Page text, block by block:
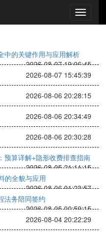
中的关键作用与应用解析
2026-08-07 19:06:45
2026-08-07 15:45:39
2026-08-06 20:28:15
2026-08-06 20:34:49
2026-08-06 20:30:28
预算详解+隐形收费排查指南
2026-08-05 21:11:15
的全貌与应用
2026-08-06 01:23:57
法务陪同签约
2026-08-05 00:59:15
2026-08-04 20:22:29